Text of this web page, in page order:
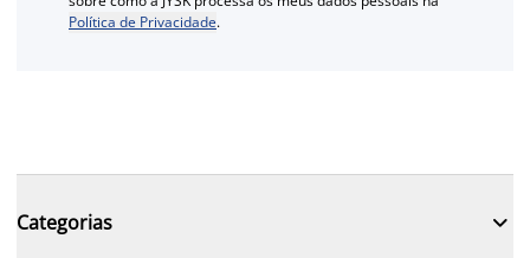
Política de Privacidade.
Categorias 